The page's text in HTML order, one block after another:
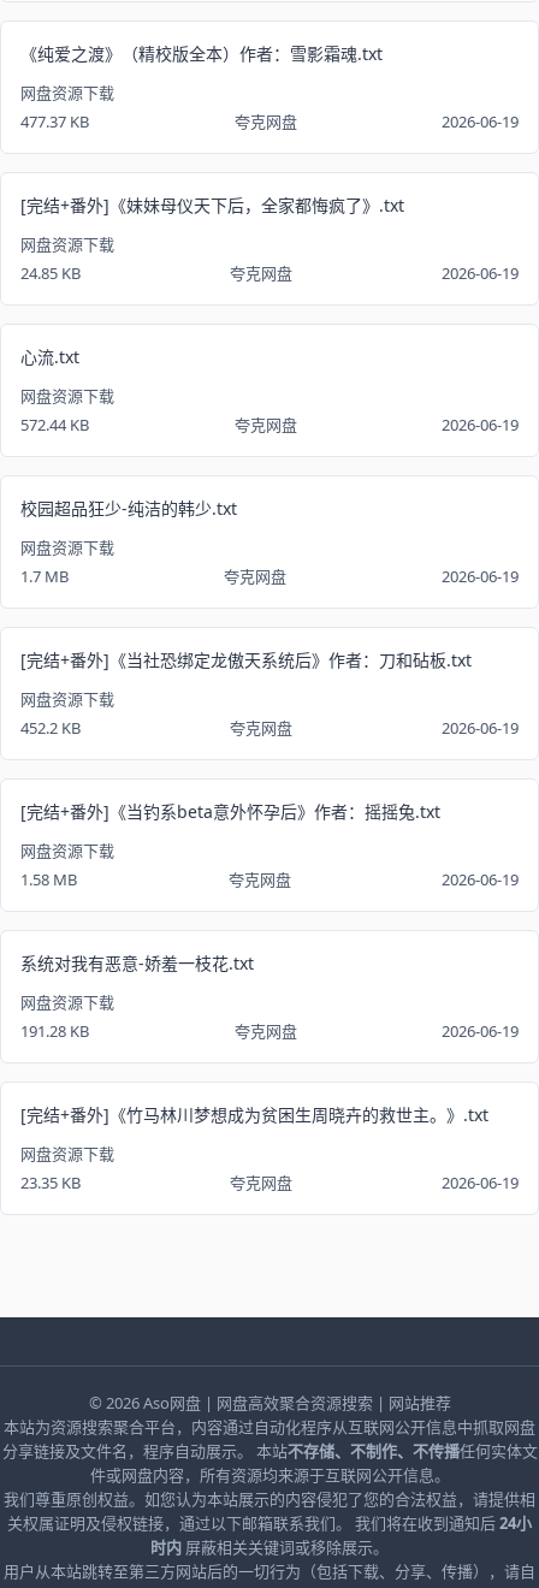
《纯爱之渡》（精校版全本）作者：雪影霜魂.txt
网盘资源下载
477.37 KB
夸克网盘 2026-06-19
[完结+番外]《妹妹母仪天下后，全家都悔疯了》.txt
网盘资源下载
24.85 KB
夸克网盘 2026-06-19
心流.txt
网盘资源下载
572.44 KB
夸克网盘 2026-06-19
校园超品狂少-纯洁的韩少.txt
网盘资源下载
1.7 MB
夸克网盘 2026-06-19
[完结+番外]《当社恐绑定龙傲天系统后》作者：刀和砧板.txt
网盘资源下载
452.2 KB
夸克网盘 2026-06-19
[完结+番外]《当钓系beta意外怀孕后》作者：摇摇兔.txt
网盘资源下载
1.58 MB
夸克网盘 2026-06-19
系统对我有恶意-娇羞一枝花.txt
网盘资源下载
191.28 KB
夸克网盘 2026-06-19
[完结+番外]《竹马林川梦想成为贫困生周晓卉的救世主。》.txt
网盘资源下载
23.35 KB
夸克网盘 2026-06-19
© 2026Aso网盘| 网盘高效聚合资源搜索 | 网站推荐
本站为资源搜索聚合平台，内容通过自动化程序从互联网公开信息中抓取网盘
分享链接及文件名，程序自动展示。 本站不存储、不制作、不传播任何实体文
件或网盘内容，所有资源均来源于互联网公开信息。
我们尊重原创权益。如您认为本站展示的内容侵犯了您的合法权益，请提供相
关权属证明及侵权链接，通过以下邮箱联系我们。 我们将在收到通知后24小
时内 屏蔽相关关键词或移除展示。
用户从本站跳转至第三方网站后的一切行为（包括下载、分享、传播），请自